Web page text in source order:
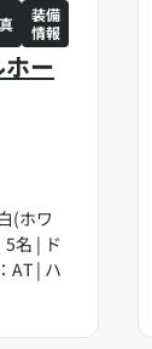
ー
(ホワ
名 | ド
AT | ハ
装備
情報